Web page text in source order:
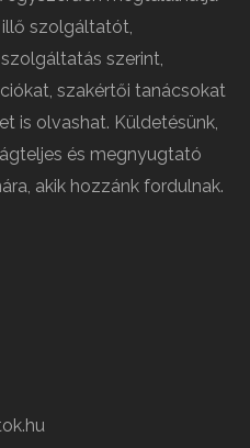
illő szolgáltatót,
szerint,
szakértői tanácsokat
is olvashat. Küldetésünk,
és megnyugtató
akik hozzánk fordulnak.